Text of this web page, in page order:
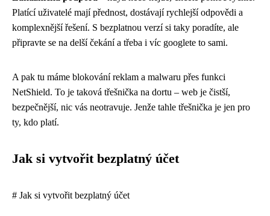
Platící uživatelé mají přednost, dostávají rychlejší odpovědi a
komplexnější řešení. S bezplatnou verzí si taky poradíte, ale
připravte se na delší čekání a třeba i víc googlete to sami.
A pak tu máme blokování reklam a malwaru přes funkci
NetShield. To je taková třešnička na dortu – web je čistší,
bezpečnější, nic vás neotravuje. Jenže tahle třešnička je jen pro
ty, kdo platí.
Jak si vytvořit bezplatný účet
# Jak si vytvořit bezplatný účet